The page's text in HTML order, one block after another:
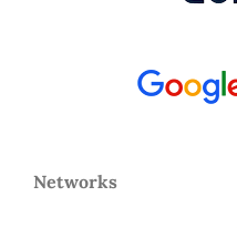
Networks